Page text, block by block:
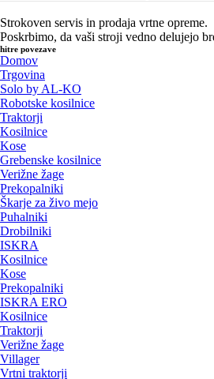
Strokoven servis in prodaja vrtne opreme.
Poskrbimo, da vaši stroji vedno delujejo
hitre povezave
Domov
Trgovina
Solo by AL-KO
Robotske kosilnice
Traktorji
Kosilnice
Kose
Grebenske kosilnice
Verižne žage
Prekopalniki
Škarje za živo mejo
Puhalniki
Drobilniki
ISKRA
Kosilnice
Kose
Prekopalniki
ISKRA ERO
Kosilnice
Traktorji
Verižne žage
Villager
Vrtni traktorji